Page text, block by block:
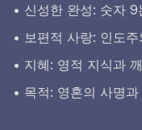
• 신성한 완성: 숫자
• 보편적 사랑: 인도
• 지혜: 영적 지식과
• 목적: 영혼의 사명